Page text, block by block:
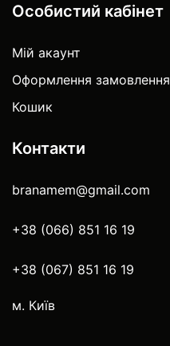
Особистий кабінет
Мій акаунт
Оформлення замовлення
Кошик
Контакти
branamem@gmail.com
+38 (066) 851 16 19
+38 (067) 851 16 19
м. Київ